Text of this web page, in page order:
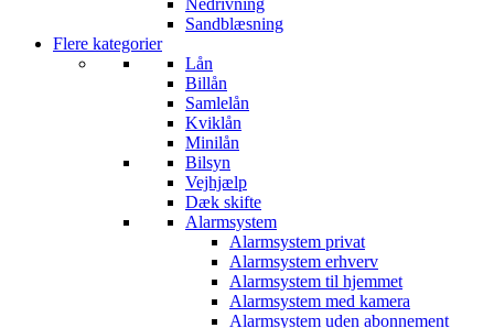
Nedrivning
Sandblæsning
Flere kategorier
Lån
Billån
Samlelån
Kviklån
Minilån
Bilsyn
Vejhjælp
Dæk skifte
Alarmsystem
Alarmsystem privat
Alarmsystem erhverv
Alarmsystem til hjemmet
Alarmsystem med kamera
Alarmsystem uden abonnement